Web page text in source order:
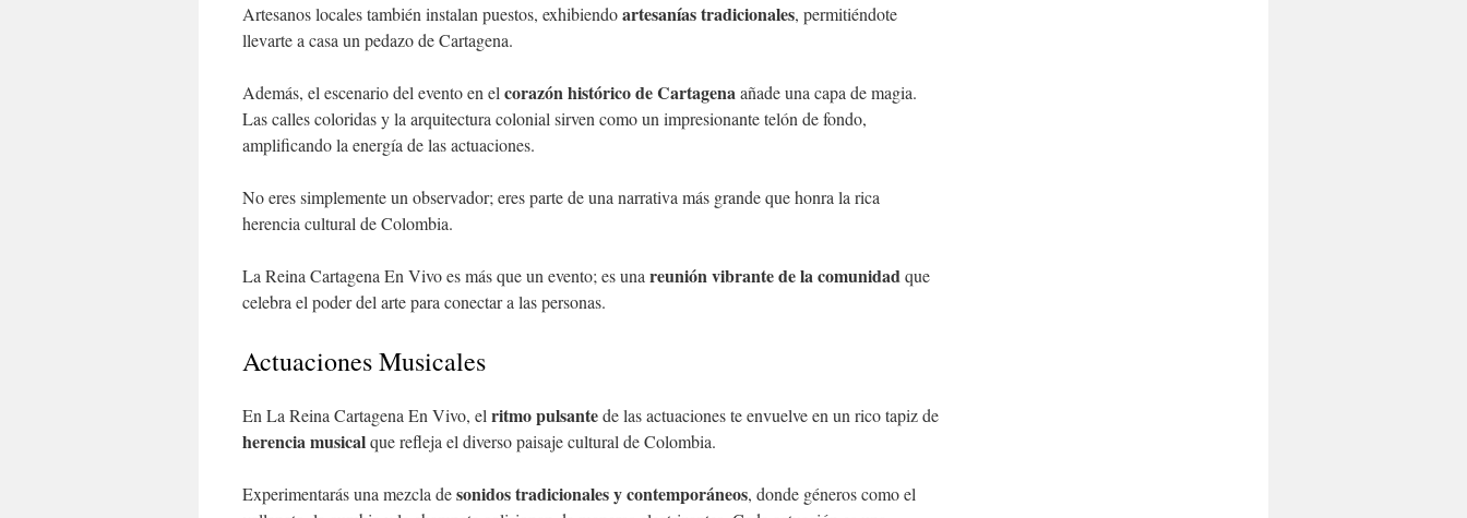
Artesanos locales también instalan puestos, exhibiendoartesanías tradicionales, permitiéndote
llevarte a casa un pedazo de Cartagena.
Además, el escenario del evento en el corazón histórico de Cartagenaañade una capa de magia.
Las calles coloridas y la arquitectura colonial sirven como un impresionante telón de fondo,
amplificando la energía de las actuaciones.
No eres simplemente un observador; eres parte de una narrativa más grande que honra la rica
herencia cultural de Colombia.
La Reina Cartagena En Vivo es más que un evento; es una reunión vibrante de la comunidadque
celebra el poder del arte para conectar a las personas.
Actuaciones Musicales
En La Reina Cartagena En Vivo, el ritmo pulsantede las actuaciones te envuelve en un rico tapiz de
herencia musicalque refleja el diverso paisaje cultural de Colombia.
Experimentarás una mezcla desonidos tradicionales y contemporáneos, donde géneros como el